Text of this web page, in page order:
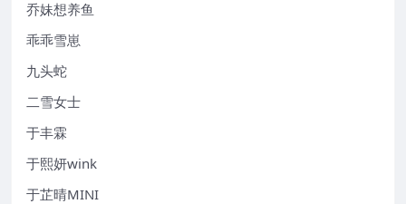
乔妹想养鱼
乖乖雪崽
九头蛇
二雪女士
于丰霖
于熙妍wink
于芷晴MINI